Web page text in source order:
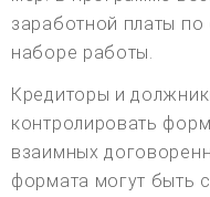
заработной платы
наборе работы.
Кредиторы и
контролировать
взаимных
формата могут быть